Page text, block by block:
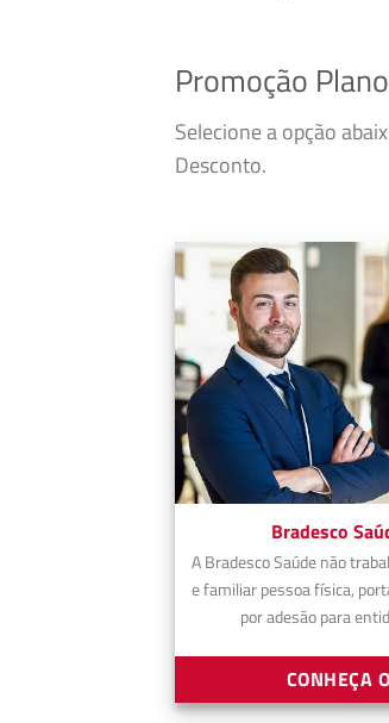
Promoção
Selecione a opção
Desconto.
Bradesco
A Bradesco Saúde não
e familiar pessoa física,
por adesão para
CONHEÇA